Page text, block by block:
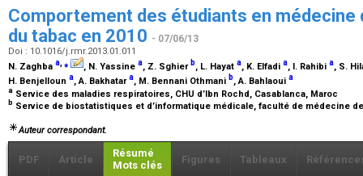
Comportement des étudiants en médecine
du tabac en 2010 - 07/06/13
Doi : 10.1016/j.rmr.2013.01.011
N. Zaghba a,⁎ , N. Yassine a, Z. Sghier b, L. Hayat a, K. Elfadi a, I. Rahibi a, S.
H. Benjelloun a, A. Bakhatara, M. Bennani Othmani b, A. Bahlaoui a
a Service des maladies respiratoires, CHU d’Ibn Rochd, Casablanca, Maroc
b Service de biostatistiques et d’informatique médicale, faculté de médecine
Auteur correspondant.
PDF Article
Résumé
Mots clés
Figures Tableaux